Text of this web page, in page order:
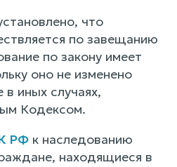
что
по завещанию
по закону имеет
оно не изменено
иных случаях,
Кодексом.
РФ к наследованию
находящиеся в